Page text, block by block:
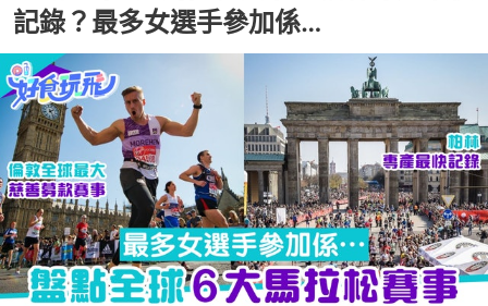
記錄？最多女選手參加係…